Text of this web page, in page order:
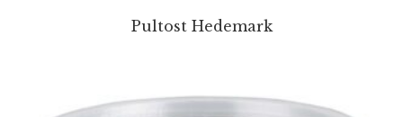
Pultost Hedemark